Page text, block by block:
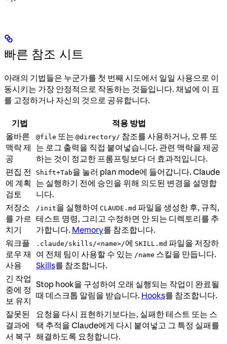
빠른 참조 시트
아래의 기법들은 누군가를 첫 번째 시도에서 일일 사용으로 이
동시키는 가장 안정적으로 작동하는 것들입니다. 채널에 이 표
를 고정하거나 자신의 것으로 공유합니다.
기법
적용 방법
올바른
맥락 제
공
@file 또는 @directory/ 참조를 사용하거나, 오류 또
는 로그 출력을 직접 붙여넣습니다. 관련 맥락을 제공
하는 것이 정교한 프롬프팅보다 더 효과적입니다.
편집 전
에 계획
검토
Shift+Tab을 눌러 plan mode에 들어갑니다. Claude
는 실행하기 전에 승인을 위해 의도된 변경을 설명합
니다.
저장소
를 가르
치기
/init을 실행하여 CLAUDE.md 파일을 생성한 후, 규칙,
테스트 명령, 그리고 수정하면 안 되는 디렉토리를 추
가합니다. Memory를 참조합니다.
워크플
로우 재
사용
.claude/skills/<name>/에 SKILL.md 파일을 저장하
여 전체 팀이 사용할 수 있는 /name 스킬을 만듭니다.
Skills를 참조합니다.
긴 작업
중에 정
보 유지
Stop hook을 구성하여 오래 실행되는 작업이 완료될
때 데스크톱 알림을 받습니다. Hooks를 참조합니다.
잘못된
결과에
서 복구
요청을 다시 표현하기보다는, 실패한 테스트 또는 스
택 추적을 Claude에게 다시 붙여넣고 그 특정 실패를
해결하도록 요청합니다.